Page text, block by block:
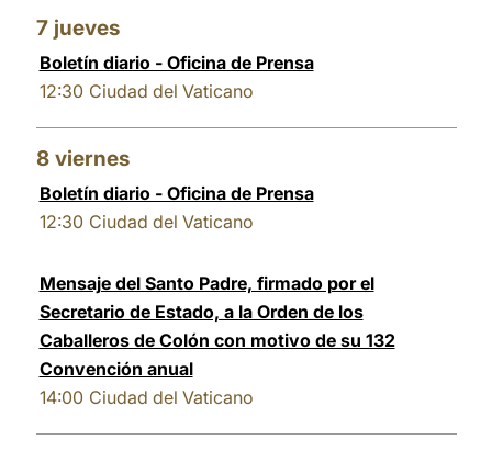
7 jueves
Boletín diario - Oficina de Prensa
12:30 Ciudad del Vaticano
8 viernes
Boletín diario - Oficina de Prensa
12:30 Ciudad del Vaticano
Mensaje del Santo Padre, firmado por el
Secretario de Estado, a la Orden de los
Caballeros de Colón con motivo de su 132
Convención anual
14:00 Ciudad del Vaticano